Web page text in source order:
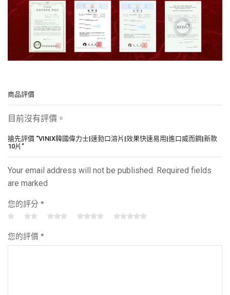
商品評價
目前沒有評價。
搶先評價 “VINIX韓國偉力士|速勃口溶片|效果快速易用|進口威而鋼|新款
10片”
Your email address will not be published. Required fields
are marked
您的評分 *
您的評價 *